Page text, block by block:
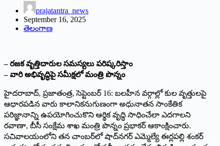
prajatantra_news
September 16, 2025
తెలంగాణ
– రజక వృత్తిదారుల సమస్యలు పరిష్కరిస్తాం
– వారి అభివృద్ధిపై సమీక్షలో మంత్రి పొన్నం
హైదరాబాద్‌, ప్రజాతంత్ర, సెప్టెంబర్‌ 16: బలహీన వర్గాల్లో కుల వృత్తులపై
ఆధారపడిన వారు కాలానికనుగుణంగా అధునాతన సాంకేతిక
పరిజ్ఞానాన్ని ఉపయోగించుకొని ఆర్థిక వృద్ధి సాధించేలా ఎదగాలని
రవాణా, బీసీ సంక్షేమ శాఖ మంత్రి పొన్నం ప్రభాకర్‌ ఆకాంక్షించారు.
సచివాలయంలోని తన చాంబర్‌లో షాద్‌నగర్‌ ఎమ్మెల్యే ఈర్లపల్లి శంకర్‌